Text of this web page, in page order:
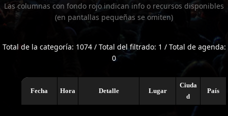
Las columnas con fondo rojo indican info o recursos disponibles
(en pantallas pequeñas se omiten)
Total de la categoría: 1074 / Total del filtrado: 1 / Total de agenda:
0
Fecha Hora Detalle Lugar
Ciuda
d
País